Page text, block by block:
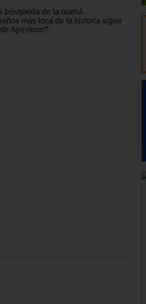
búsqueda de la mamá
más loca de la historia sigue
Apestoso?